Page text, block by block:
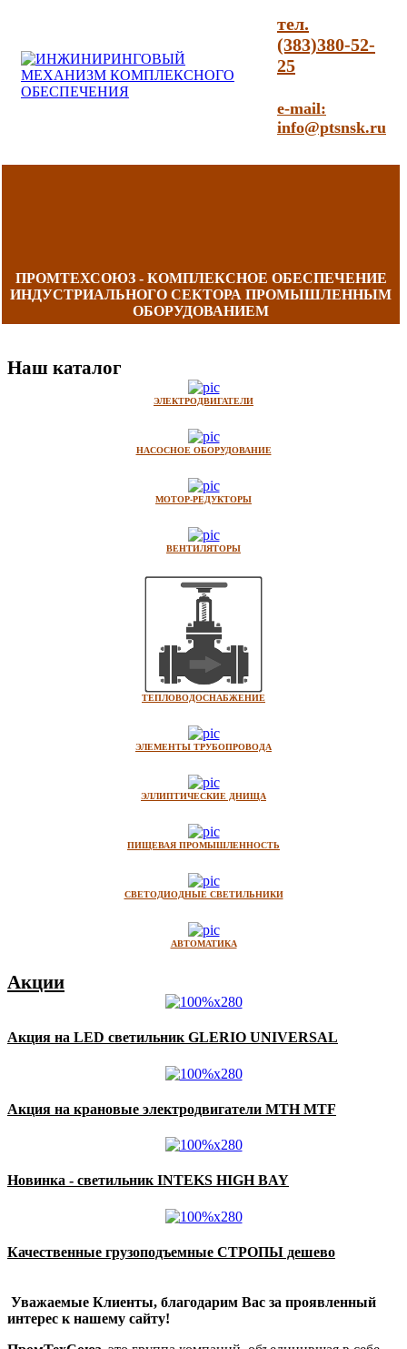
тел.
(383)380-52-
25
e-mail:
info@ptsnsk.ru
ПРОМТЕХСОЮЗ - КОМПЛЕКСНОЕ ОБЕСПЕЧЕНИЕ
ИНДУСТРИАЛЬНОГО СЕКТОРА ПРОМЫШЛЕННЫМ
ОБОРУДОВАНИЕМ
Наш каталог
ЭЛЕКТРОДВИГАТЕЛИ
НАСОСНОЕ ОБОРУДОВАНИЕ
МОТОР-РЕДУКТОРЫ
ВЕНТИЛЯТОРЫ
ТЕПЛОВОДОСНАБЖЕНИЕ
ЭЛЕМЕНТЫ ТРУБОПРОВОДА
ЭЛЛИПТИЧЕСКИЕ ДНИЩА
ПИЩЕВАЯ ПРОМЫШЛЕННОСТЬ
СВЕТОДИОДНЫЕ СВЕТИЛЬНИКИ
АВТОМАТИКА
Акции
Акция на LED светильник GLERIO UNIVERSAL
Акция на крановые электродвигатели MTH MTF
Новинка - светильник INTEKS HIGH BAY
Качественные грузоподъемные СТРОПЫ дешево
Уважаемые Клиенты, благодарим Вас за проявленный
интерес к нашему сайту!